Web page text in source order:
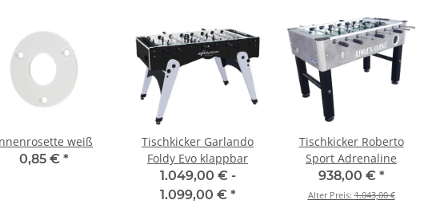
weiß
0,85 € *
Tischkicker Garlando
Foldy Evo klappbar
1.049,00 € -
1.099,00 € *
Tischkicker Roberto
Sport Adrenaline
938,00 € *
Alter Preis:1.043,00 €